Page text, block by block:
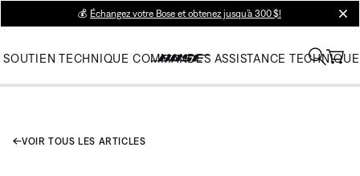
💰 Échangez votre Bose et obtenez jusqu’à 300 $!
SOUTIEN TECHNIQUE COMMANDES ASSISTANCE TECHNIQUE
VOIR TOUS LES ARTICLES